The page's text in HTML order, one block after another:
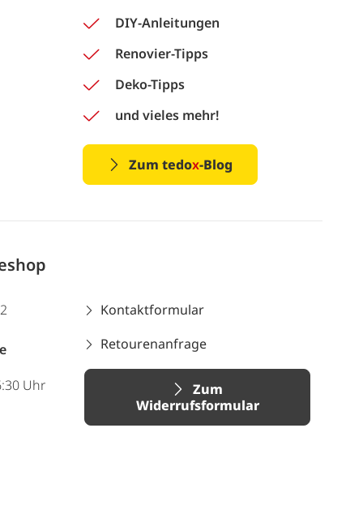
DIY-Anleitungen
Renovier-Tipps
Deko-Tipps
und vieles mehr!
Zum tedox-Blog
Uhr
Kontaktformular
Retourenanfrage
Zum
Widerrufsformular